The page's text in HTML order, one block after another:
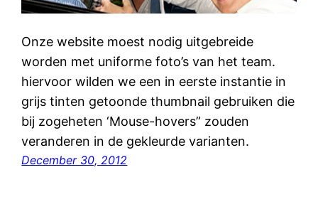
Onze website moest nodig uitgebreide
worden met uniforme foto’s van het team.
hiervoor wilden we een in eerste instantie in
grijs tinten getoonde thumbnail gebruiken die
bij zogeheten ‘Mouse-hovers” zouden
veranderen in de gekleurde varianten.
December 30, 2012